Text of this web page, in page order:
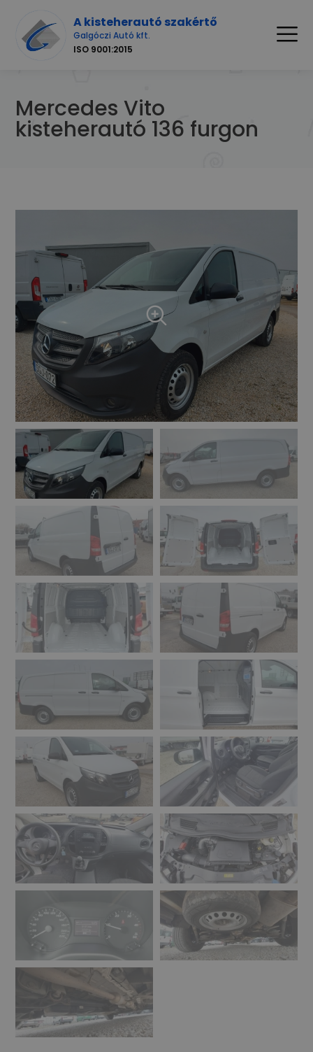
A kisteherautó szakértő
Galgóczi Autó kft.
ISO 9001:2015
Mercedes Vito
kisteherautó 136 furgon